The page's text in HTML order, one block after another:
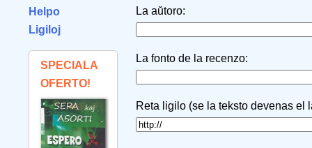
Helpo
Ligiloj
SPECIALA
OFERTO!
La aŭtoro:
La fonto de la recenzo:
Reta ligilo (se la teksto devenas el